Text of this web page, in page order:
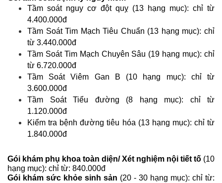
Tầm soát nguy cơ đột quỵ (13 hạng mục): chỉ từ
4.400.000đ
Tầm Soát Tim Mạch Tiêu Chuẩn (13 hạng mục): chỉ
từ 3.440.000đ
Tầm Soát Tim Mạch Chuyên Sâu (19 hạng mục): chỉ
từ 6.720.000đ
Tầm Soát Viêm Gan B (10 hạng mục): chỉ từ
3.600.000đ
Tầm Soát Tiểu đường (8 hạng mục): chỉ từ
1.120.000đ
Kiểm tra bệnh đường tiêu hóa (13 hạng mục): chỉ từ
1.840.000đ
Gói khám phụ khoa toàn diện/ Xét nghiệm nội tiết tố (10
hạng mục): chỉ từ: 840.000đ
Gói khám sức khỏe sinh sản (20 - 30 hạng mục): chỉ từ: